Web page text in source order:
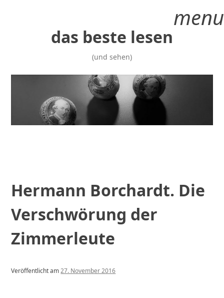
das beste lesen
(und sehen)
menu
Hermann Borchardt. Die
Verschwörung der
Zimmerleute
Veröffentlicht am27. November 2016